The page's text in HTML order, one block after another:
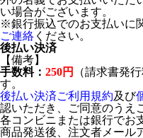
い場合がございます。
※銀行振込でのお支払いに
ご連絡 ください。
後払い決済
【備考】
手数料： 250円
（請求書発
す。
後払い決済ご利用規約及び
認いただき、ご同意のうえ
各コンビニまたは銀行でお
商品発送後、注文者メール